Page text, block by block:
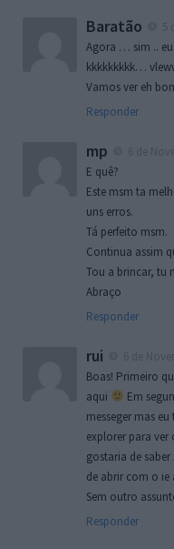
Baratão
Agora … sim .. eu
kkkkkkkkk…
Vamos ver eh
Responder
mp
E quê?
Este msm ta
uns erros.
Tá perfeito msm.
Continua assim
Tou a brincar, tu
Abraço
Responder
rui
Boas! Primeiro
aqui
Em
messeger mas
explorer para
gostaria de
de abrir com o ie
Sem outro
Responder